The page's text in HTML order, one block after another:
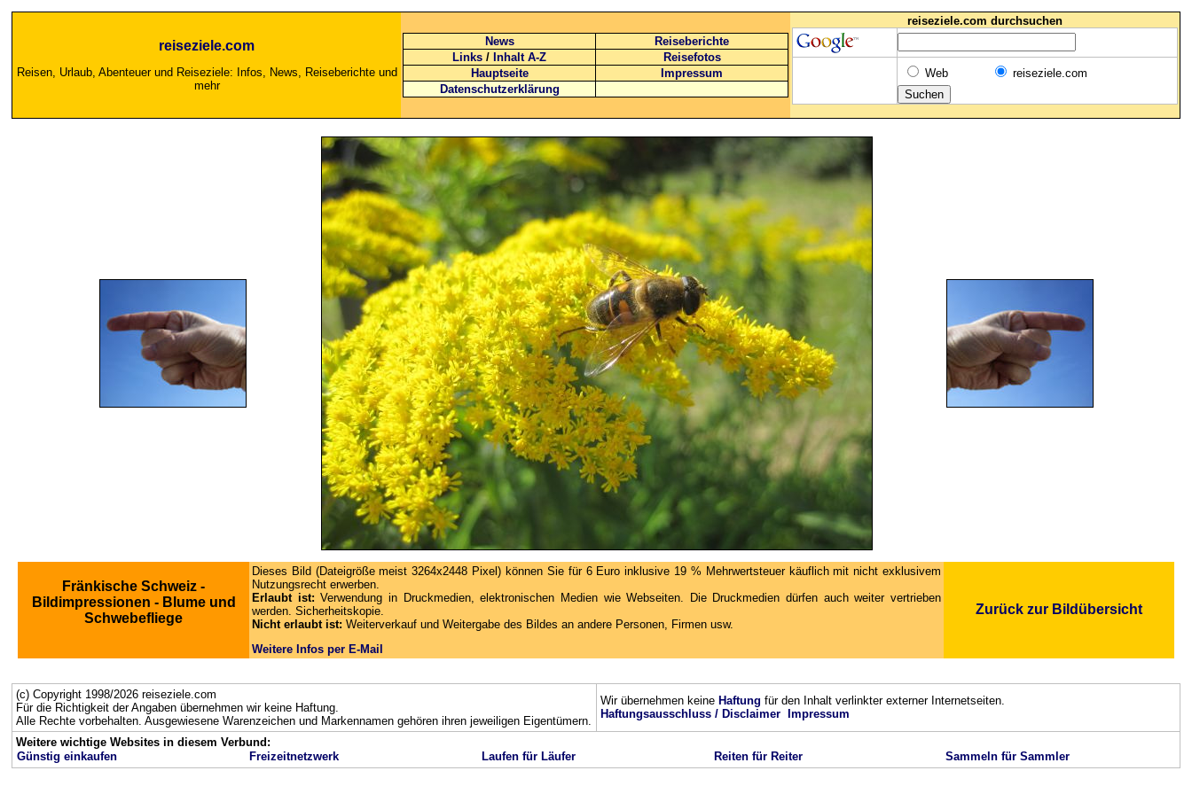
reiseziele.com
Reisen, Urlaub, Abenteuer und Reiseziele: Infos, News, Reiseberichte und
mehr
News
Reiseberichte
Links / Inhalt A-Z
Reisefotos
Hauptseite
Impressum
Datenschutzerklärung
reiseziele.com durchsuchen
Web reiseziele.com
Fränkische Schweiz -
Bildimpressionen - Blume und
Schwebefliege
Dieses Bild (Dateigröße meist 3264x2448 Pixel) können Sie für 6 Euro inklusive 19 % Mehrwertsteuer käuflich mit nicht exklusivem
Nutzungsrecht erwerben.
Erlaubt ist:Verwendung in Druckmedien, elektronischen Medien wie Webseiten. Die Druckmedien dürfen auch weiter vertrieben
werden. Sicherheitskopie.
Nicht erlaubt ist: Weiterverkauf und Weitergabe des Bildes an andere Personen, Firmen usw.
Weitere Infos per E-Mail
Zurück zur Bildübersicht
(c) Copyright 1998/2026 reiseziele.com
Für die Richtigkeit der Angaben übernehmen wir keine Haftung.
Alle Rechte vorbehalten. Ausgewiesene Warenzeichen und Markennamen gehören ihren jeweiligen Eigentümern.
Wir übernehmen keine Haftung für den Inhalt verlinkter externer Internetseiten.
Haftungsausschluss / Disclaimer
Impressum
Weitere wichtige Websites in diesem Verbund:
Günstig einkaufen
Freizeitnetzwerk Laufen für Läufer Reiten für Reiter Sammeln für Sammler